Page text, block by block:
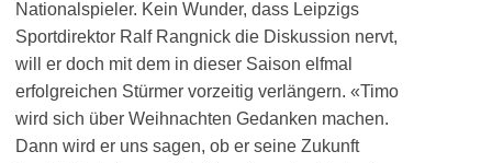
Nationalspieler. Kein Wunder, dass Leipzigs
Sportdirektor Ralf Rangnick die Diskussion nervt,
will er doch mit dem in dieser Saison elfmal
erfolgreichen Stürmer vorzeitig verlängern. «Timo
wird sich über Weihnachten Gedanken machen.
Dann wird er uns sagen, ob er seine Zukunft